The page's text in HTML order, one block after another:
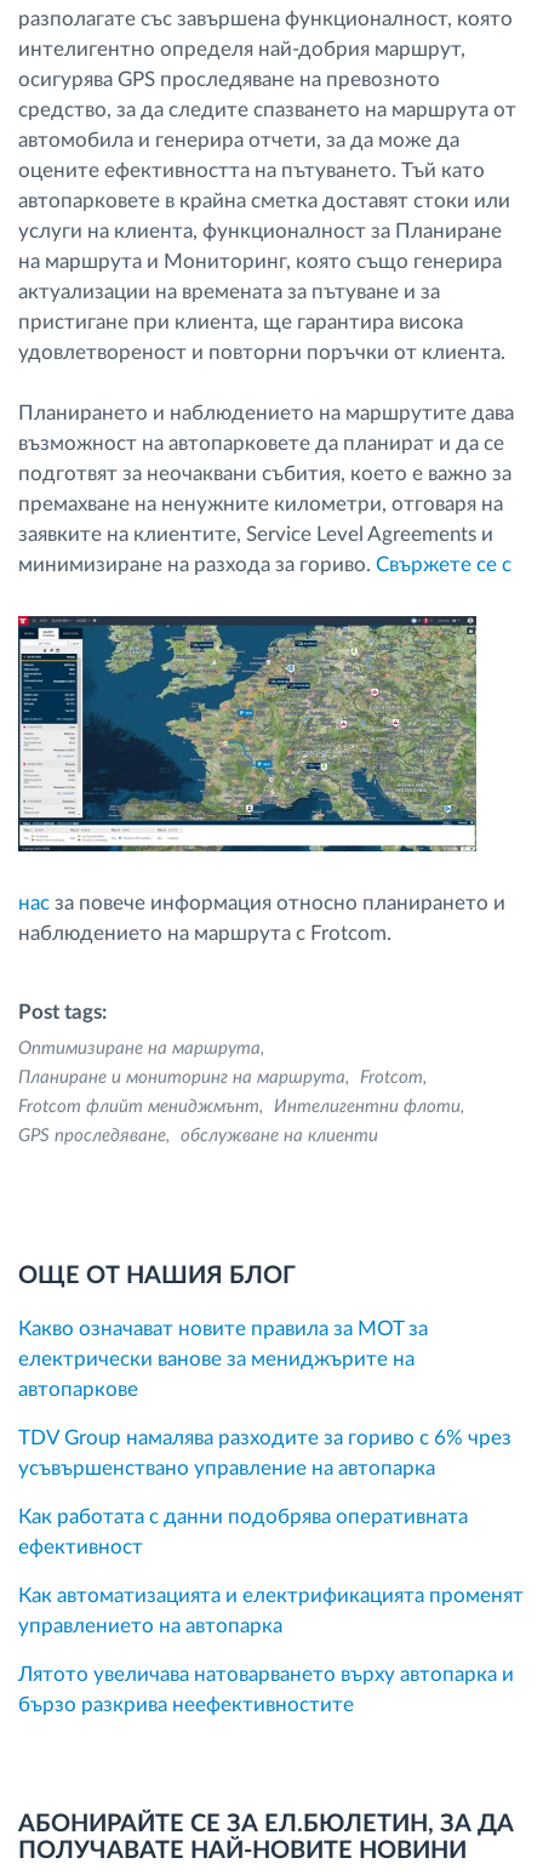
разполагате със завършена функционалност, която
интелигентно определя най-добрия маршрут,
осигурява GPS проследяване на превозното
средство, за да следите спазването на маршрута от
автомобила и генерира отчети, за да може да
оцените ефективността на пътуването. Тъй като
автопарковете в крайна сметка доставят стоки или
услуги на клиента, функционалност за Планиране
на маршрута и Мониторинг, която също генерира
актуализации на времената за пътуване и за
пристигане при клиента, ще гарантира висока
удовлетвореност и повторни поръчки от клиента.
Планирането и наблюдението на маршрутите дава
възможност на автопарковете да планират и да се
подготвят за неочаквани събития, което е важно за
премахване на ненужните километри, отговаря на
заявките на клиентите, Service Level Agreements и
минимизиране на разхода за гориво. Свържете се с
нас за повече информация относно планирането и
наблюдението на маршрута с Frotcom.
Post tags:
Оптимизиране на маршрута
Планиране и мониторинг на маршрута
Frotcom
Frotcom флийт мениджмънт
Интелигентни флоти
GPS проследяване
обслужване на клиенти
ОЩЕ ОТ НАШИЯ БЛОГ
Какво означават новите правила за MOT за
електрически ванове за мениджърите на
автопаркове
TDV Group намалява разходите за гориво с 6% чрез
усъвършенствано управление на автопарка
Как работата с данни подобрява оперативната
ефективност
Как автоматизацията и електрификацията променят
управлението на автопарка
Лятото увеличава натоварването върху автопарка и
бързо разкрива неефективностите
АБОНИРАЙТЕ СЕ ЗА ЕЛ.БЮЛЕТИН, ЗА ДА
ПОЛУЧАВАТЕ НАЙ-НОВИТЕ НОВИНИ